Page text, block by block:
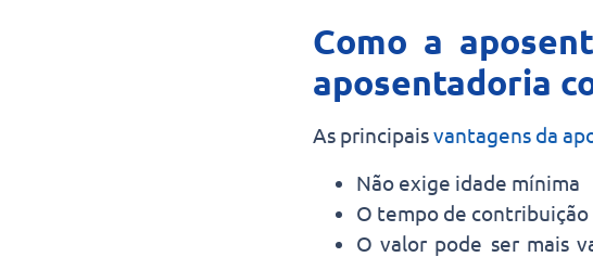
Como a
aposentadoria
As principaisvantagens da
Não exige idade mínima
O tempo de
O valor pode ser mais